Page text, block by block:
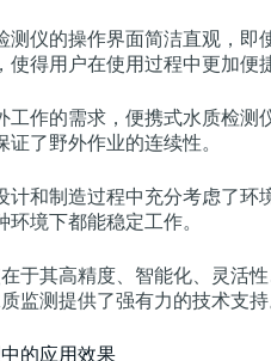
测仪的操作界面简洁直观，
得用户在使用过程中更加便
作的需求，便携式水质检
了野外作业的连续性。
和制造过程中充分考虑了环
境下都能稳定工作。
于其高精度、智能化、灵活
监测提供了强有力的技术支持
的应用效果